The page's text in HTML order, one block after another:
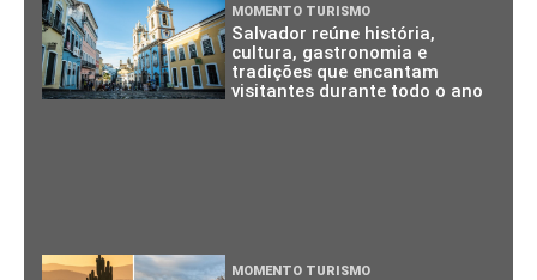
MOMENTO TURISMO
Salvador reúne história,
cultura, gastronomia e
tradições que encantam
visitantes durante todo o ano
MOMENTO TURISMO